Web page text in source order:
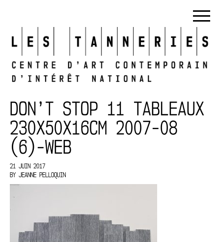
DON’T STOP 11 TABLEAUX
230X50X16CM 2007-08
(6)-WEB
21 JUIN 2017
BY JEANNE PELLOQUIN